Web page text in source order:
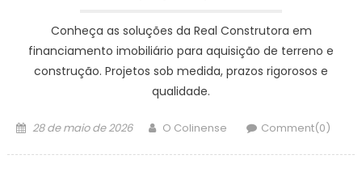
Conheça as soluções da Real Construtora em
financiamento imobiliário para aquisição de terreno e
construção. Projetos sob medida, prazos rigorosos e
qualidade.
Posted
28 de maio de 2026 Author
O Colinense Comment(0)